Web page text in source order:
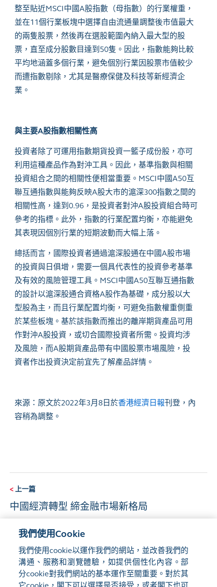
整至貼近MSCI中國A股指數（母指數）的行業權重，
並在11個行業板塊中選擇自由流通量調整後市值最大
的兩隻股票，然後再在選股範圍內納入最大型的股
票，直至成分股數目達到50隻。因此，指數能夠比較
平均地涵蓋多個行業，避免個別行業因股票市值較少
而遭指數剔除，尤其是醫療保健及科技等新經濟企
業。
與主要A股指數相關性高
投資者除了可運用指數期貨投資一籃子成份股，亦可
利用這種產品作為對沖工具。因此，基準指數與相關
投資組合之間的相關性便相當重要。MSCI中國A50互
聯互通指數與能夠反映A股大市的滬深300指數之間的
相關性高，達到0.96，是投資者對沖A股投資組合時可
參考的指標。此外，指數的行業配置均衡，亦能避免
其表現因個別行業的短期波動而大幅上落。
總括而言，國際投資者通過滬深股通在中國A股市場
的投資與日俱增，需要一個具代表性的投資參考基準
及有效的風險管理工具。 MSCI中國A50互聯互通指數
的設計以滬深股通合資格A股作為基礎，成分股以大
型股為主，而且行業配置均衡，可避免指數權重側重
於某些板塊。基於該指數而推出的離岸期貨產品可用
作對沖A股投資，或切合國際投資者所需。投資均涉
及風險，而A股期貨產品帶有中國股票市場風險，投
資者作出投資決定前宜先了解產品詳情。
來源：原文於2022年3月 8 日於香港經濟日報刊登，內
容稍為調整。
<上一篇
中國經濟轉型 締金融市場新格局
香港ETF市場的最新動向和發展前景
我們使用Cookie
我們使用cookie以運作我們的網站，並改善我們的
溝通、服務和瀏覽體驗，如提供個性化內容。部
分cookie對我們網站的基本運作至關重要。對於其